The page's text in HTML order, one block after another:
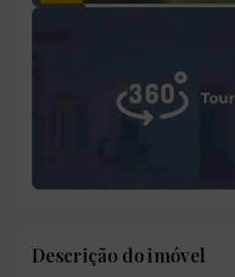
Descrição do imóvel